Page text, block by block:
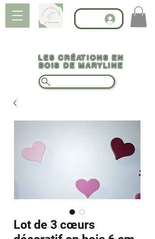
LES CRÉATIONS EN
BOIS DE MARYLINE
Lot de 3 cœurs